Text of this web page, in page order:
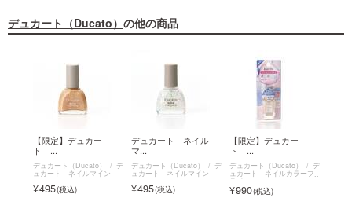
デュカート（Ducato） の他の商品
【限定】デュカー
ト ...
デュカート（Ducato） デ
ュカート ネイルマイン
495
デュカート ネイル
マ...
デュカート（Ducato） デ
ュカート ネイルマイン
495
【限定】デュカー
ト ...
デュカート（Ducato） デ
ュカート ネイルカラープ
ライマー
990